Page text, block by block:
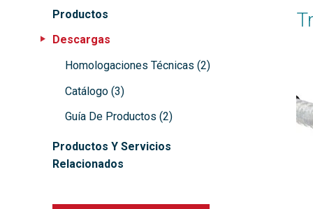
Productos
Descargas
Homologaciones Técnicas (2)
Catálogo (3)
Guía De Productos (2)
Productos Y Servicios
Relacionados